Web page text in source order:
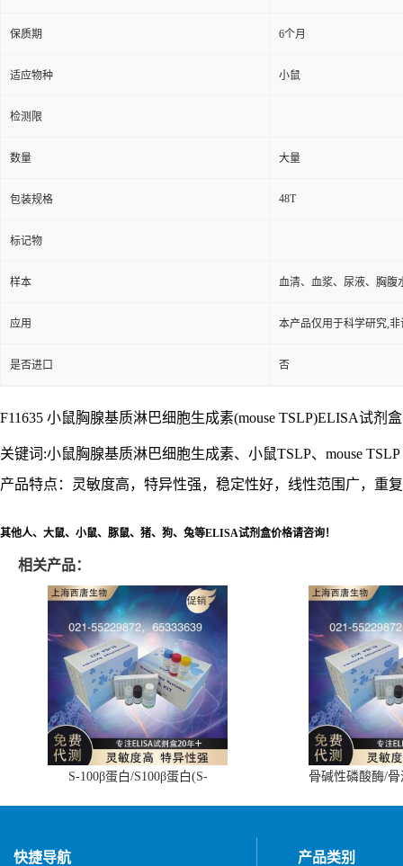
保质期 6个月
适应物种 小鼠
检测限
数量 大量
包装规格 48T
标记物
样本 血清、血浆、尿液、胸腹
应用 本产品仅用于科学研究,
是否进口 否
F11635 小鼠胸腺基质淋巴细胞生成素(mouse TSLP)ELISA试剂
关键词:小鼠胸腺基质淋巴细胞生成素、小鼠TSLP、mouse TSLP
产品特点：灵敏度高，特异性强，稳定性好，线性范围广，重
其他人、大鼠、小鼠、豚鼠、猪、狗、兔等ELISA试剂盒价格请咨询！
相关产品：
S-100β蛋白/S100β蛋白(S-
骨碱性磷酸酶/
快捷导航 产品类别